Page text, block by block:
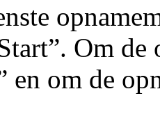
Om
en om de